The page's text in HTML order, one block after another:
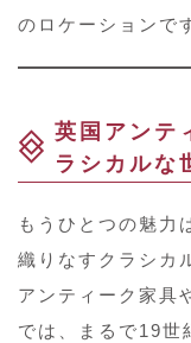
のロケーションで
英国アンテ
ラシカルな
もうひとつの魅力
織りなすクラシカ
アンティーク家具
では、まるで19世